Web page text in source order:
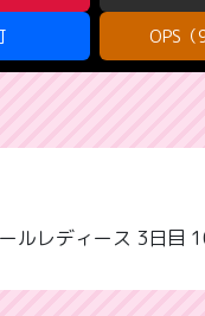
OPS（
ルレディース 3日目